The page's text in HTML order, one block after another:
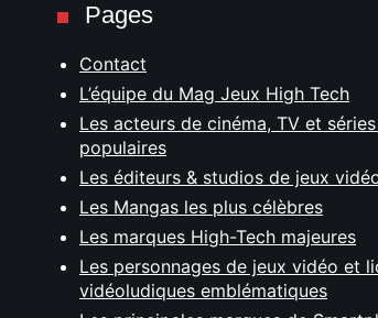
Pages
Contact
L’équipe du Mag Jeux High Tech
Les acteurs de cinéma, TV et
populaires
Les éditeurs & studios de jeux
Les Mangas les plus célèbres
Les marques High-Tech majeures
Les personnages de jeux vidéo et
vidéoludiques emblématiques